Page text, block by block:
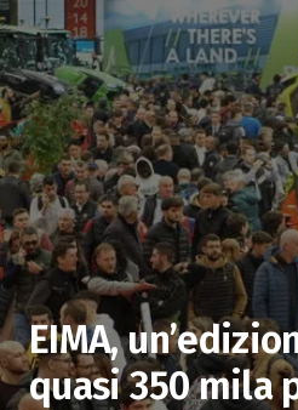
EIMA,
quasi 350 mila